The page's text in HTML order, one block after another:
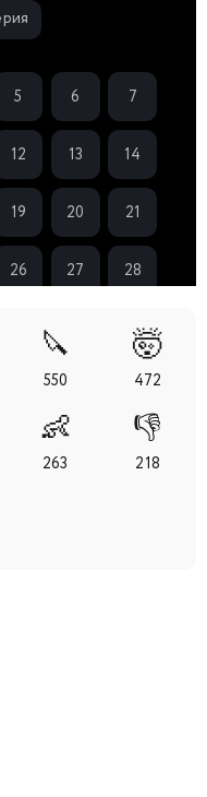
5 6 7
12 13 14
19 20 21
26 27 28
35
🔪
550
🤯
472
👶
263
👎
218